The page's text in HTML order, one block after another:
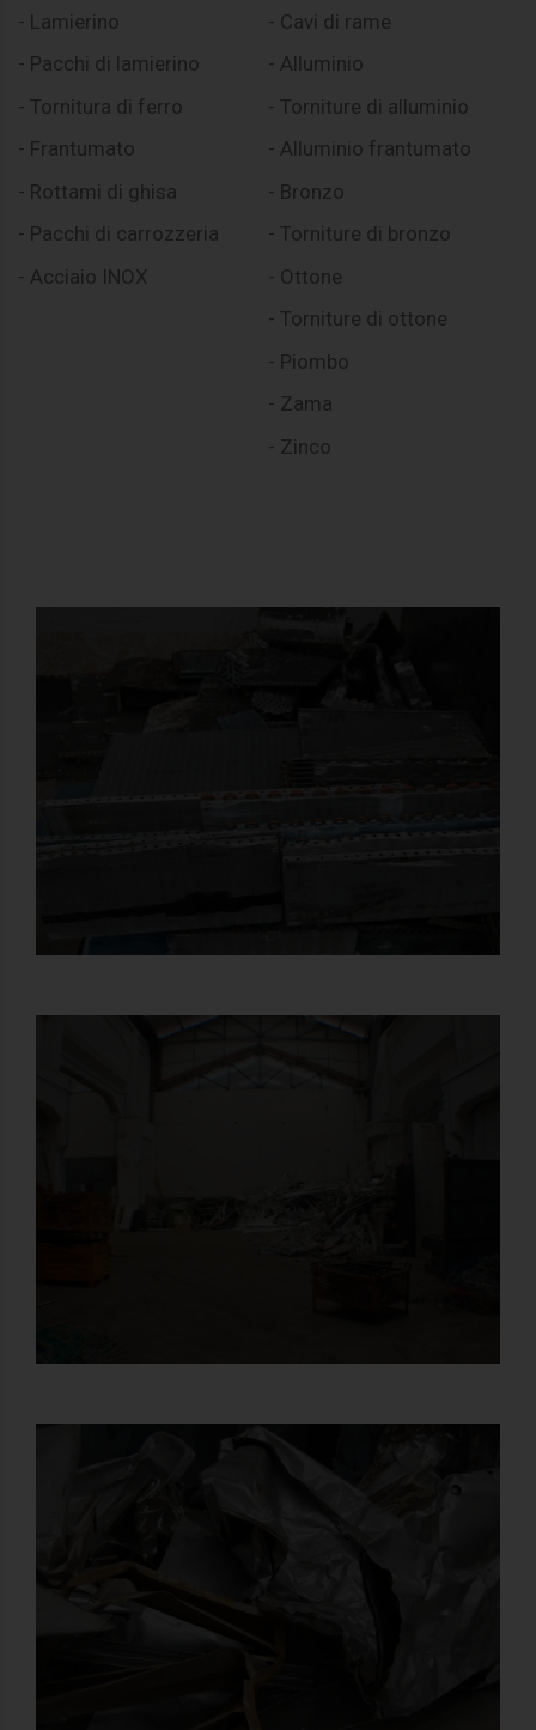
- Lamierino
- Pacchi di lamierino
- Tornitura di ferro
- Frantumato
- Rottami di ghisa
- Pacchi di carrozzeria
- Acciaio INOX
- Cavi di rame
- Alluminio
- Torniture di alluminio
- Alluminio frantumato
- Bronzo
- Torniture di bronzo
- Ottone
- Torniture di ottone
- Piombo
- Zama
- Zinco